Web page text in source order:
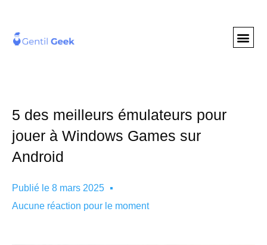
5 des meilleurs émulateurs pour
jouer à Windows Games sur
Android
Publié le 8 mars 2025
Aucune réaction pour le moment